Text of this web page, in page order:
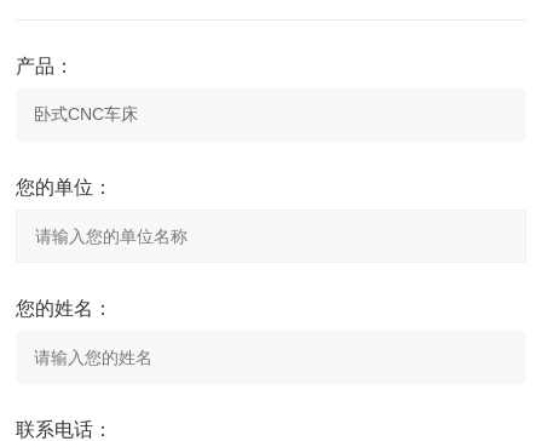
产品：
您的单位：
您的姓名：
联系电话：